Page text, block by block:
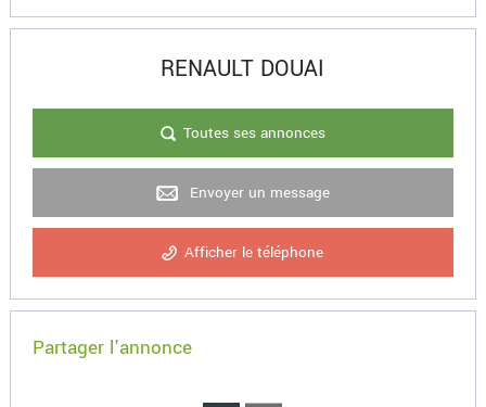
RENAULT DOUAI
Toutes ses annonces
Envoyer un message
Afficher le téléphone
Partager l'annonce